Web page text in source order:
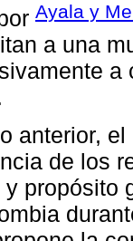
Ayala y
a una
anterior,
de los
propósito